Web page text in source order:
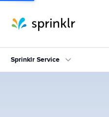
Sprinklr Service